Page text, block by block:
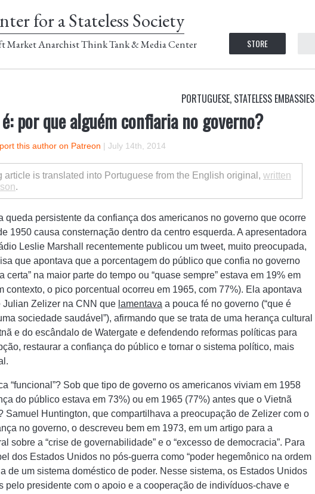
for a Stateless Society
Market Anarchist Think Tank & Media Center STORE
PORTUGUESE, STATELESS EMBASSIES
por que alguém confiaria no governo?
this author on Patreon | July 14th, 2014
article is translated into Portuguese from the English original, written
.
queda persistente da confiança dos americanos no governo que ocorre
1950 causa consternação dentro da centro esquerda. A apresentadora
Leslie Marshall recentemente publicou um tweet, muito preocupada,
que apontava que a porcentagem do público que confia no governo
certa” na maior parte do tempo ou “quase sempre” estava em 19% em
contexto, o pico porcentual ocorreu em 1965, com 77%). Ela apontava
Julian Zelizer na CNN que lamentava a pouca fé no governo (“que é
sociedade saudável”), afirmando que se trata de uma herança cultural
e do escândalo de Watergate e defendendo reformas políticas para
restaurar a confiança do público e tornar o sistema político, mais
“funcional”? Sob que tipo de governo os americanos viviam em 1958
do público estava em 73%) ou em 1965 (77%) antes que o Vietnã
Samuel Huntington, que compartilhava a preocupação de Zelizer com o
no governo, o descreveu bem em 1973, em um artigo para a
sobre a “crise de governabilidade” e o “excesso de democracia”. Para
dos Estados Unidos no pós-guerra como “poder hegemônico na ordem
de um sistema doméstico de poder. Nesse sistema, os Estados Unidos
pelo presidente com o apoio e a cooperação de indivíduos-chave e